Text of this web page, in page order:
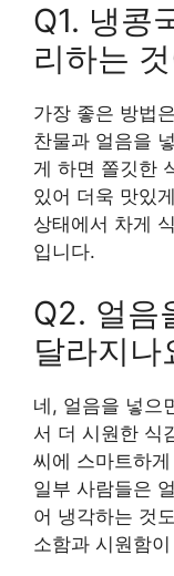
Q1. 냉콩
리하는
가장 좋은 방법
찬물과 얼음을
게 하면 쫄깃한
있어 더욱 맛있
상태에서 차게
입니다.
Q2. 얼음
달라지나
네, 얼음을 넣으
서 더 시원한 식
씨에 스마트하
일부 사람들은
어 냉각하는 것
소함과 시원함